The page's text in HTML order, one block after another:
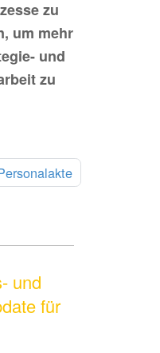
A
2.0)
zu
um mehr
und
zu
und
für